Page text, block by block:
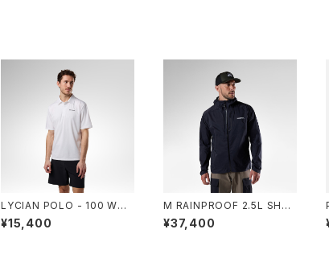
LYCIAN POLO - 100 WHI
TE
¥15,400
M RAINPROOF 2.5L SHEL
L JKT - 200 BLACK
¥37,400